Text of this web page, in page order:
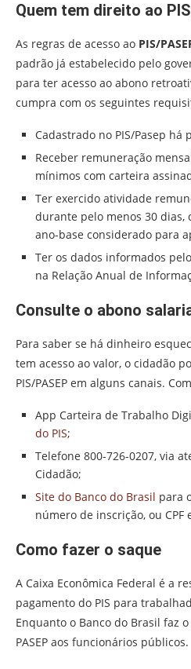
Quem tem direito ao
As regras de acesso ao PIS/
padrão já estabelecido pelo
para ter acesso ao abono
cumpra com os seguintes
Cadastrado no PIS/Pasep há
Receber remuneração
mínimos com carteira
Ter exercido atividade
durante pelo menos 30 dias,
ano-base considerado para
Ter os dados informados
na Relação Anual de
Consulte o abono
Para saber se há dinheiro
tem acesso ao valor, o cidadão
PIS/PASEP em alguns canais.
App Carteira de Trabalho
do PIS;
Telefone 800-726-0207, via
Cidadão;
Site do Banco do Brasil para
número de inscrição, ou CPF
Como fazer o saque
A Caixa Econômica Federal é a
pagamento do PIS para
Enquanto o Banco do Brasil faz
PASEP aos funcionários públicos.